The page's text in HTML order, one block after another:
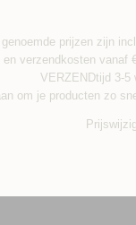
prijzen zijn
en verzendkosten vanaf
VERZENDtijd 3-5
om je producten zo